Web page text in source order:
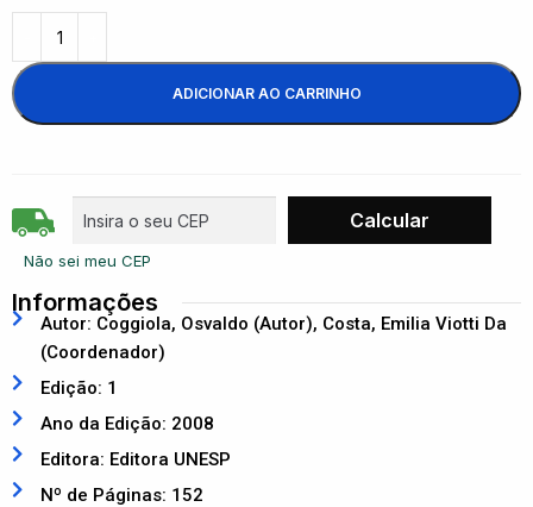
ADICIONAR AO CARRINHO
Não sei meu CEP
Informações
Autor: Coggiola, Osvaldo (Autor), Costa, Emilia Viotti Da
(Coordenador)
Edição: 1
Ano da Edição: 2008
Editora: Editora UNESP
Nº de Páginas: 152